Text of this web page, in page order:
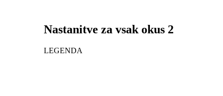
Nastanitve za vsak okus 2
LEGENDA